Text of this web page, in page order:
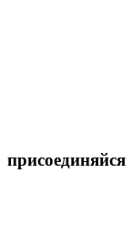
присоединяйся